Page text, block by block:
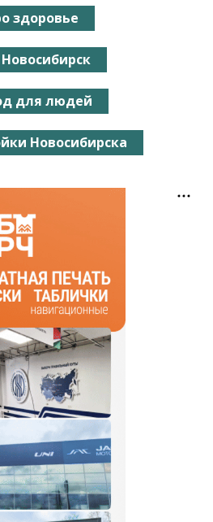
здоровье
для людей
Новосибирска